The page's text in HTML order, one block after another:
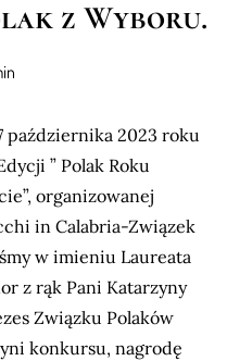
z Wyboru.
października 2023 roku
” Polak Roku
organizowanej
in Calabria-Związek
w imieniu Laureata
z rąk Pani Katarzyny
Związku Polaków
konkursu, nagrodę